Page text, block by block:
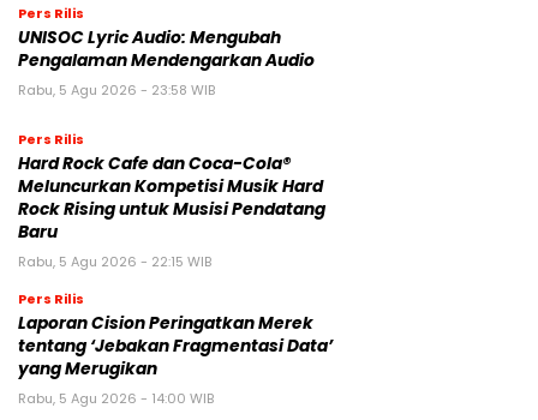
Pers Rilis
UNISOC Lyric Audio: Mengubah
Pengalaman Mendengarkan Audio
Rabu, 5 Agu 2026 - 23:58 WIB
Pers Rilis
Hard Rock Cafe dan Coca-Cola®
Meluncurkan Kompetisi Musik Hard
Rock Rising untuk Musisi Pendatang
Baru
Rabu, 5 Agu 2026 - 22:15 WIB
Pers Rilis
Laporan Cision Peringatkan Merek
tentang ‘Jebakan Fragmentasi Data’
yang Merugikan
Rabu, 5 Agu 2026 - 14:00 WIB